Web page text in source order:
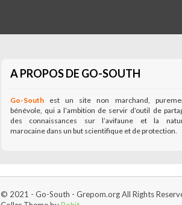
A PROPOS DE GO-SOUTH
Go-South est un site non marchand,
bénévole, qui a l’ambition de servir d’outil de
des connaissances sur l’avifaune et la
marocaine dans un but scientifique et de protection.
© 2021 - Go-South - Grepom.org All Rights